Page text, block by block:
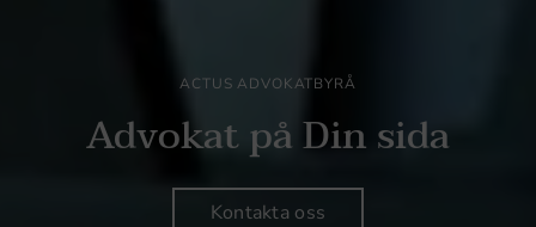
ACTUS ADVOKATBYRÅ
Advokat på Din sida
Kontakta oss